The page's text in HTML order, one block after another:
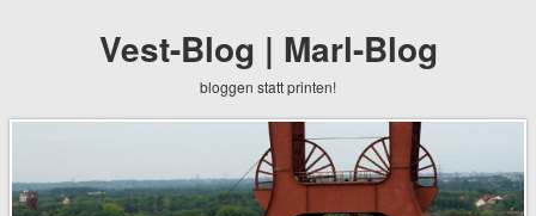
Vest-Blog | Marl-Blog
bloggen statt printen!